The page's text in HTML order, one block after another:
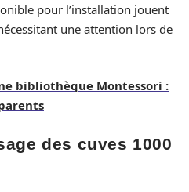
pour l’installation jouent
une attention lors de
bibliothèque Montessori :
des cuves 1000